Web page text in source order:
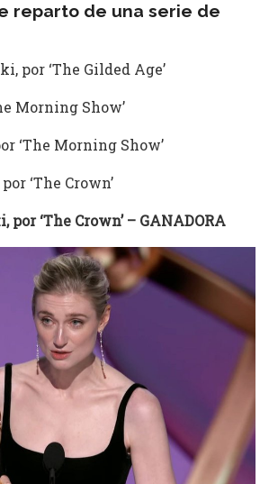
reparto de una serie de
por ‘The Gilded Age’
Morning Show’
‘The Morning Show’
‘The Crown’
‘The Crown’ – GANADORA